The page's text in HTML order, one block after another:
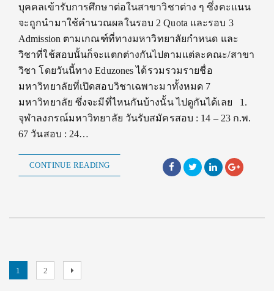
บุคคลเข้ารับการศึกษาต่อในสาขาวิชาต่าง ๆ ซึ่งคะแนน
จะถูกนำมาใช้คำนวณผลในรอบ 2 Quota และรอบ 3
Admission ตามเกณฑ์ที่ทางมหาวิทยาลัยกำหนด และ
วิชาที่ใช้สอบนั้นก็จะแตกต่างกันไปตามแต่ละคณะ/สาขา
วิชา โดยวันนี้ทาง Eduzones ได้รวมรวมรายชื่อ
มหาวิทยาลัยที่เปิดสอบวิชาเฉพาะมาทั้งหมด 7
มหาวิทยาลัย ซึ่งจะมีที่ไหนกันบ้างนั้น ไปดูกันได้เลย 1.
จุฬาลงกรณ์มหาวิทยาลัย วันรับสมัครสอบ : 14 – 23 ก.พ.
67 วันสอบ : 24…
CONTINUE READING
Posts
Page
1 Page
2
Next